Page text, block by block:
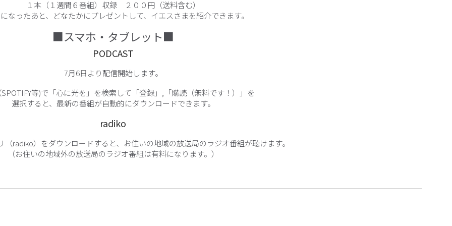
１本（１週間６番組）収録 ２００円（送料含む）
なったあと、どなたかにプレゼントして、イエスさまを紹介できます。
■スマホ・タブレット■
PODCAST
7月6日より配信開始します。
等)で「心に光を」を検索して「登録」,「購読（無料です！）」を
選択すると、最新の番組が自動的にダウンロードできます。
radiko
（radiko）をダウンロードすると、お住いの地域の放送局のラジオ番組が聴けます。
（お住いの地域外の放送局のラジオ番組は有料になります。）